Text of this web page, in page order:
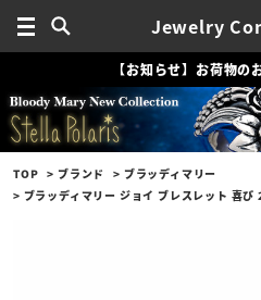
Jewelry
【お知らせ】お荷物
TOP ブランド
ブラッディマリー
ブラッディマリー ジョイ ブレスレット 喜び